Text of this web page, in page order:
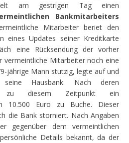
am gestrigen Tag einen
Bankmitarbeiters
Mitarbeiter beriet den
eines Updates seiner Kreditkarte
eine Rücksendung der vorher
vermeintliche Mitarbeiter noch eine
jährige Mann stutzig, legte auf und
seine Hausbank. Nach deren
zu diesem Zeitpunkt ein
10.500 Euro zu Buche. Dieser
die Bank storniert. Nach Angaben
gegenüber dem vermeintlichen
Details bekannt, da der